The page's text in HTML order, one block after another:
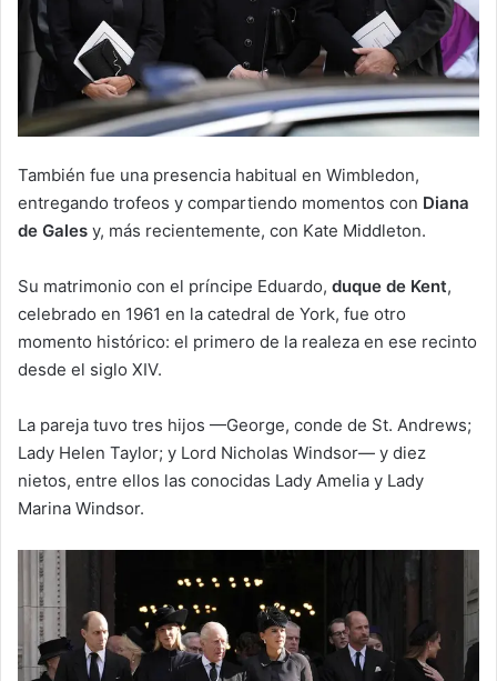
También fue una presencia habitual en Wimbledon,
entregando trofeos y compartiendo momentos con Diana
de Gales y, más recientemente, con Kate Middleton.
Su matrimonio con el príncipe Eduardo, duque de Kent,
celebrado en 1961 en la catedral de York, fue otro
momento histórico: el primero de la realeza en ese recinto
desde el siglo XIV.
La pareja tuvo tres hijos —George, conde de St. Andrews;
Lady Helen Taylor; y Lord Nicholas Windsor— y diez
nietos, entre ellos las conocidas Lady Amelia y Lady
Marina Windsor.